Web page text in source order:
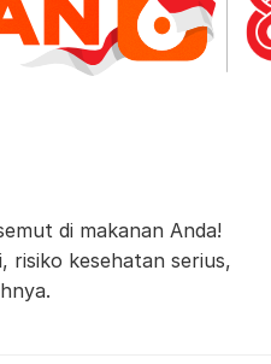
di makanan Anda!
risiko kesehatan serius,